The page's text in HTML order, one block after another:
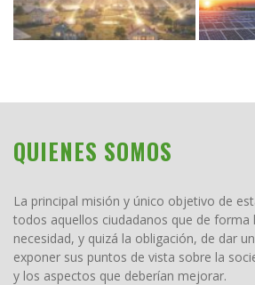
QUIENES SOMOS
La principal misión y único objetivo de
todos aquellos ciudadanos que de forma
necesidad, y quizá la obligación, de dar
exponer sus puntos de vista sobre la
y los aspectos que deberían mejorar.